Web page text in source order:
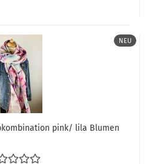
NEU
pink/ lila Blumen